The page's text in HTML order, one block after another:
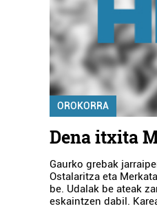
OROKORRA
Dena itxita
Gaurko grebak
Ostalaritza eta
be. Udalak be ateak
eskaintzen dabil.